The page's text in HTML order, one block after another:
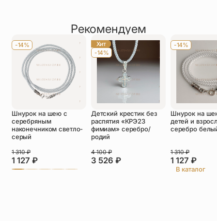
Оставить отзыв
Подтверждаю свое согласие с
политикой конфиденциальностии даю
согласие на обработку персональных
данных
Пока нет отзывов. Будьте первым!
Рекомендуем
-14%
Шнурок на шею с
серебряным
наконечником светло-
серый
1 127 ₽
1 310₽
Хит
-14%
Детский крестик без
распятия «КРЭ23
фимиам» серебро/
родий
3 526 ₽
4 100₽
-14%
Шнурок на
детей и
серебро
1 127 ₽
1 310₽
В каталог